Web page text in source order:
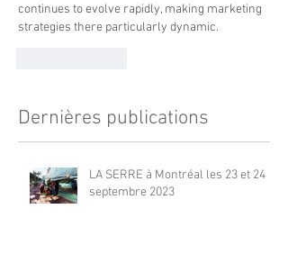
continues to evolve rapidly, making marketing
strategies there particularly dynamic.
Dernières publications
LA SERRE à Montréal les 23 et 24
septembre 2023